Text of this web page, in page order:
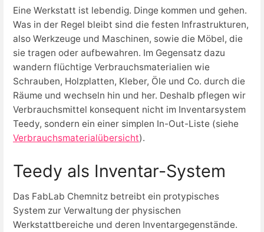
Eine Werkstatt ist lebendig. Dinge kommen und gehen.
Was in der Regel bleibt sind die festen Infrastrukturen,
also Werkzeuge und Maschinen, sowie die Möbel, die
sie tragen oder aufbewahren. Im Gegensatz dazu
wandern flüchtige Verbrauchsmaterialien wie
Schrauben, Holzplatten, Kleber, Öle und Co. durch die
Räume und wechseln hin und her. Deshalb pflegen wir
Verbrauchsmittel konsequent nicht im Inventarsystem
Teedy, sondern ein einer simplen In-Out-Liste (siehe
Verbrauchsmaterialübersicht).
Teedy als Inventar-System
Das FabLab Chemnitz betreibt ein protypisches
System zur Verwaltung der physischen
Werkstattbereiche und deren Inventargegenstände.